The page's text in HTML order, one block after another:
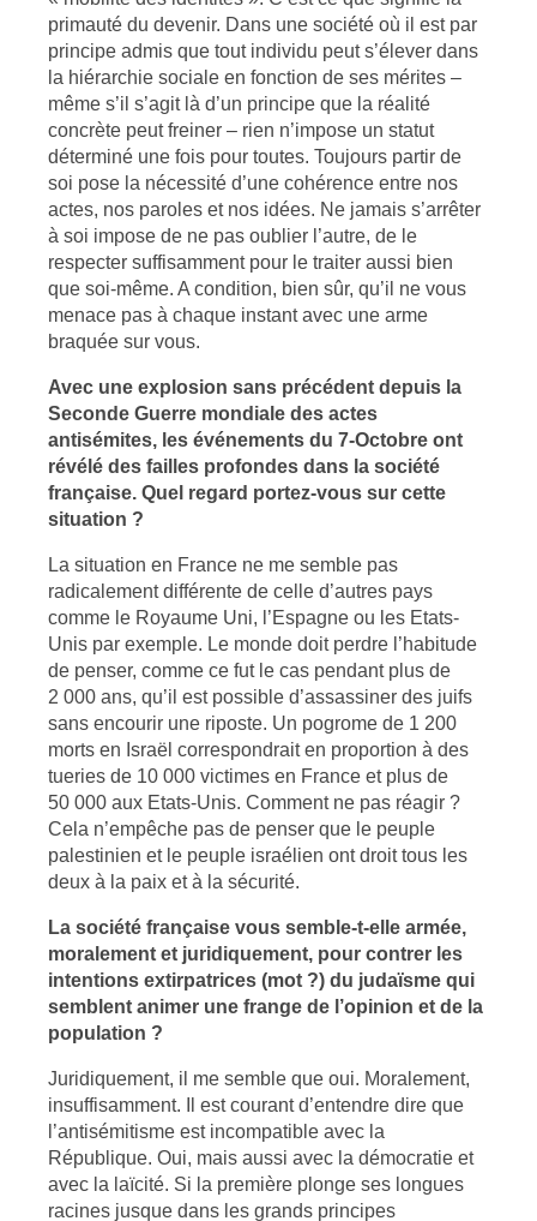
primauté du devenir. Dans une société où il est par
principe admis que tout individu peut s’élever dans
la hiérarchie sociale en fonction de ses mérites –
même s’il s’agit là d’un principe que la réalité
concrète peut freiner – rien n’impose un statut
déterminé une fois pour toutes. Toujours partir de
soi pose la nécessité d’une cohérence entre nos
actes, nos paroles et nos idées. Ne jamais s’arrêter
à soi impose de ne pas oublier l’autre, de le
respecter suffisamment pour le traiter aussi bien
que soi-même. A condition, bien sûr, qu’il ne vous
menace pas à chaque instant avec une arme
braquée sur vous.
Avec une explosion sans précédent depuis la
Seconde Guerre mondiale des actes
antisémites, les événements du 7-Octobre ont
révélé des failles profondes dans la société
française. Quel regard portez-vous sur cette
situation ?
La situation en France ne me semble pas
radicalement différente de celle d’autres pays
comme le Royaume Uni, l’Espagne ou les Etats-
Unis par exemple. Le monde doit perdre l’habitude
de penser, comme ce fut le cas pendant plus de
2 000 ans, qu’il est possible d’assassiner des juifs
sans encourir une riposte. Un pogrome de 1 200
morts en Israël correspondrait en proportion à des
tueries de 10 000 victimes en France et plus de
50 000 aux Etats-Unis. Comment ne pas réagir ?
Cela n’empêche pas de penser que le peuple
palestinien et le peuple israélien ont droit tous les
deux à la paix et à la sécurité.
La société française vous semble-t-elle armée,
moralement et juridiquement, pour contrer les
intentions extirpatrices (mot ?) du judaïsme qui
semblent animer une frange de l’opinion et de la
population ?
Juridiquement, il me semble que oui. Moralement,
insuffisamment. Il est courant d’entendre dire que
l’antisémitisme est incompatible avec la
République. Oui, mais aussi avec la démocratie et
avec la laïcité. Si la première plonge ses longues
racines jusque dans les grands principes